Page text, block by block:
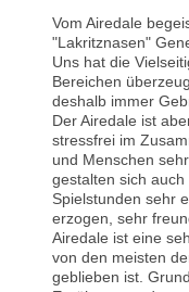
Vom Airedale
"Lakritznasen"
Uns hat die
Bereichen
deshalb immer
Der Airedale ist
stressfrei im
und Menschen
gestalten sich
Spielstunden sehr
erzogen, sehr
Airedale ist eine
von den meisten
geblieben ist.